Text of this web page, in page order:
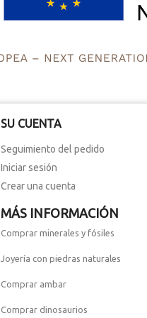
SU CUENTA
Seguimiento del pedido
Iniciar sesión
Crear una cuenta
MÁS INFORMACIÓN
Comprar minerales y fósiles
Joyería con piedras naturales
Comprar ambar
Comprar dinosaurios